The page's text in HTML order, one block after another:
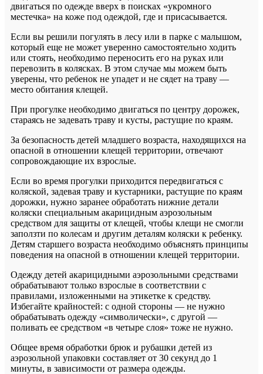
двигаться по одежде вверх в поисках «укромного
местечка» на коже под одеждой, где и присасывается.
Если вы решили погулять в лесу или в парке с малышом,
который еще не может уверенно самостоятельно ходить
или стоять, необходимо переносить его на руках или
перевозить в колясках. В этом случае мы можем быть
уверены, что ребенок не упадет и не сядет на траву —
место обитания клещей.
При прогулке необходимо двигаться по центру дорожек,
стараясь не задевать траву и кусты, растущие по краям.
За безопасность детей младшего возраста, находящихся на
опасной в отношении клещей территории, отвечают
сопровождающие их взрослые.
Если во время прогулки приходится передвигаться с
коляской, задевая траву и кустарники, растущие по краям
дорожки, нужно заранее обработать нижние детали
коляски специальным акарицидным аэрозольным
средством для защиты от клещей, чтобы клещи не смогли
заползти по колесам и другим деталям коляски к ребенку.
Детям старшего возраста необходимо объяснять принципы
поведения на опасной в отношении клещей территории.
Одежду детей акарицидными аэрозольными средствами
обрабатывают только взрослые в соответствии с
правилами, изложенными на этикетке к средству.
Избегайте крайностей: с одной стороны — не нужно
обрабатывать одежду «символически», с другой —
поливать ее средством «в четыре слоя» тоже не нужно.
Общее время обработки брюк и рубашки детей из
аэрозольной упаковки составляет от 30 секунд до 1
минуты, в зависимости от размера одежды.